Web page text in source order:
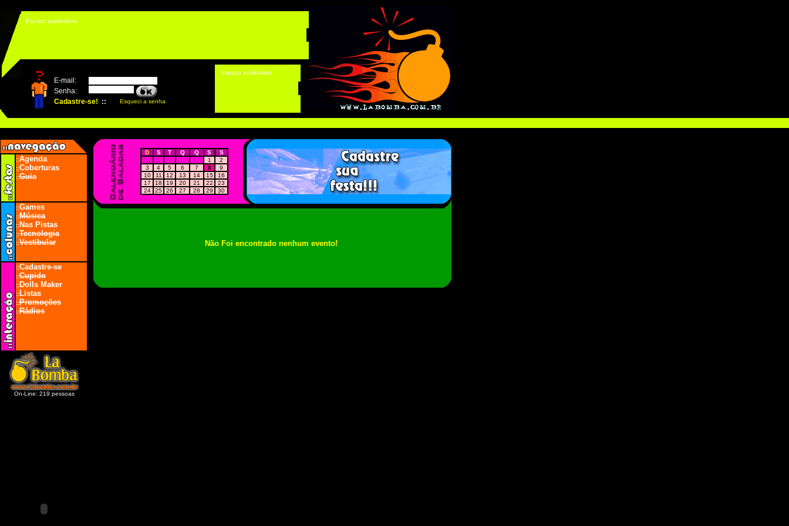
Espaço publicitário
Espaço publicitário
::Agenda
::Coberturas
::Guia
::Games
::Música
::Nas Pistas
::Tecnologia
::Vestibular
::Cadastre-se
::Cupido
::Dolls Maker
::Listas
::Promoções
::Rádios
On-Line: 219 pessoas
Não Foi encontrado nenhum evento!
D S T Q Q S
S
1
2
3
4 5 6 7 8
9
10
11 12 13 14 15
16
17
18 19 20 21 22
23
24
25 26 27 28 29 30